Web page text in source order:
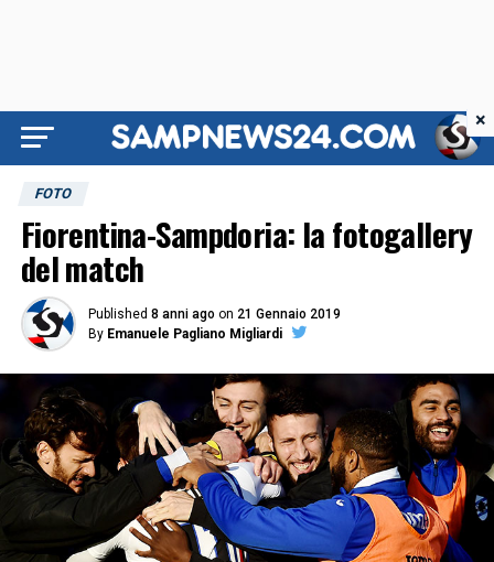
FOTO
Fiorentina-Sampdoria: la fotogallery
del match
Published 8 anni ago on 21 Gennaio 2019
By Emanuele Pagliano Migliardi
×